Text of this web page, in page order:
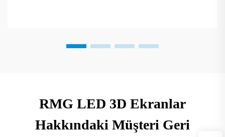
RMG LED 3D Ekranlar
Hakkındaki Müşteri Geri